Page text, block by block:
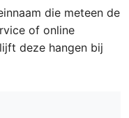
die meteen de
of online
deze hangen bij